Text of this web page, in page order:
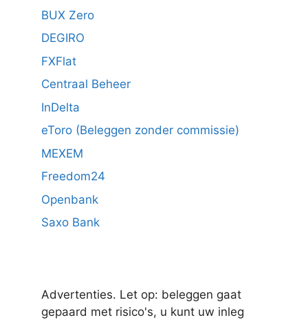
BUX Zero
DEGIRO
FXFlat
Centraal Beheer
InDelta
eToro (Beleggen zonder commissie)
MEXEM
Freedom24
Openbank
Saxo Bank
Advertenties. Let op: beleggen gaat
gepaard met risico's, u kunt uw inleg